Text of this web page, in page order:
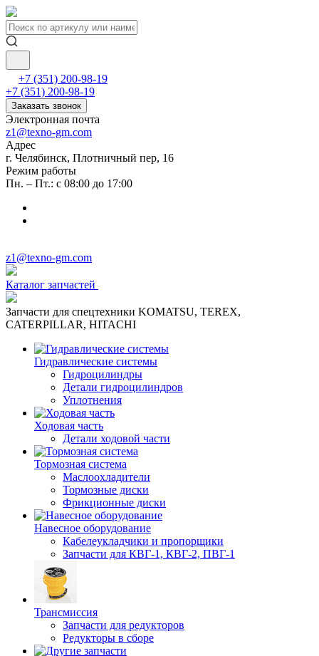
+7 (351) 200-98-19
+7 (351) 200-98-19
Заказать звонок
Электронная почта
z1@texno-gm.com
Адрес
г. Челябинск, Плотничный пер, 16
Режим работы
Пн. – Пт.: с 08:00 до 17:00
z1@texno-gm.com
Каталог запчастей
Запчасти для спецтехники KOMATSU, TEREX,
CATERPILLAR, HITACHI
Гидравлические системы
Гидроцилиндры
Детали гидроцилиндров
Уплотнения
Ходовая часть
Детали ходовой части
Тормозная система
Маслоохладители
Тормозные диски
Фрикционные диски
Навесное оборудование
Кабелеукладчики и пропорщики
Запчасти для КВГ-1, КВГ-2, ПВГ-1
Трансмиссия
Запчасти для редукторов
Редукторы в сборе